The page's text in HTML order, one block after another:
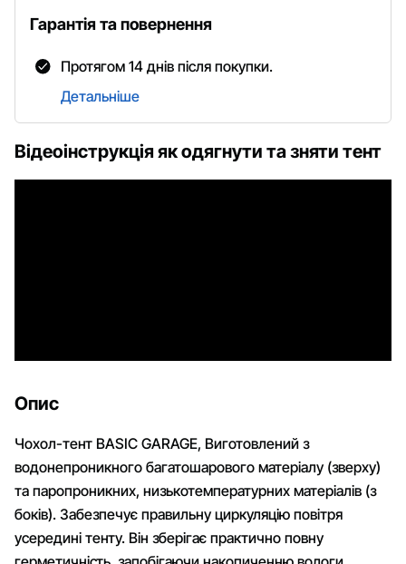
Відеоінструкція як одягнути та зняти тент
Опис
Чохол-тент BASIC GARAGE, Виготовлений з
водонепроникного багатошарового матеріалу (зверху)
та паропроникних, низькотемпературних матеріалів (з
боків). Забезпечує правильну циркуляцію повітря
усередині тенту. Він зберігає практично повну
Гарантія та повернення
Протягом 14 днів після покупки.
Детальніше